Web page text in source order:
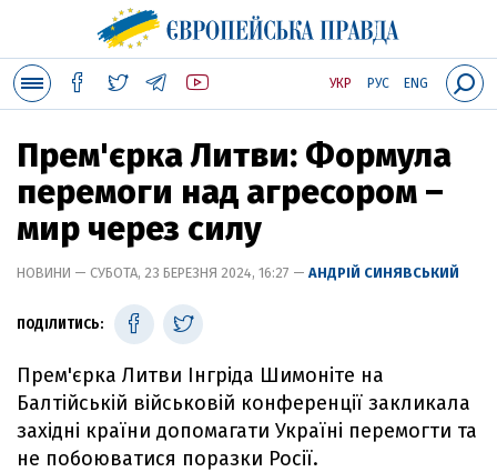
УКР РУС ENG
Прем'єрка Литви: Формула
перемоги над агресором –
мир через силу
НОВИНИ — СУБОТА, 23 БЕРЕЗНЯ 2024, 16:27 — АНДРІЙ СИНЯВСЬКИЙ
ПОДІЛИТИСЬ:
Прем'єрка Литви Інгріда Шимоніте на
Балтійській військовій конференції закликала
західні країни допомагати Україні перемогти та
не побоюватися поразки Росії.